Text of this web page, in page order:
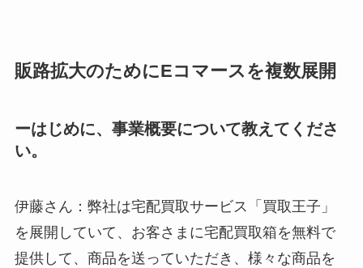
販路拡大のためにEコマースを複数展開
ーはじめに、事業概要について教えてくださ
い。
伊藤さん：弊社は宅配買取サービス「買取王子」
を展開していて、お客さまに宅配買取箱を無料で
提供して、商品を送っていただき、様々な商品を